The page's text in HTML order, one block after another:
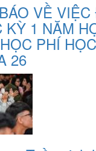
VỀ
KỲ 1 NĂM
PHÍ
26